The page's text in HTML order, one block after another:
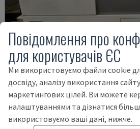
A20
CITIZEN - ТОКАРНИЙ ВЕРСТАТ
ІТАЛІЯ 2018
Повідомлення про
для користувачів ЄС
Ми використовуємо файли cookie
досвіду, аналізу використання
маркетингових цілей. Ви можете
налаштуваннями та дізнатися
використовуємо ваші дані, нижче.